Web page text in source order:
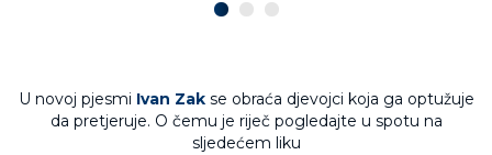
U novoj pjesmi Ivan Zakse obraća djevojci koja ga optužuje
da pretjeruje. O čemu je riječ pogledajte u spotu na
sljedećem liku